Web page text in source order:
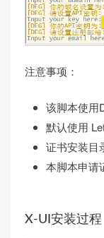
注意事项：
该脚本使用
默认使用
证书安装目
本脚本申请
X-UI安装过程